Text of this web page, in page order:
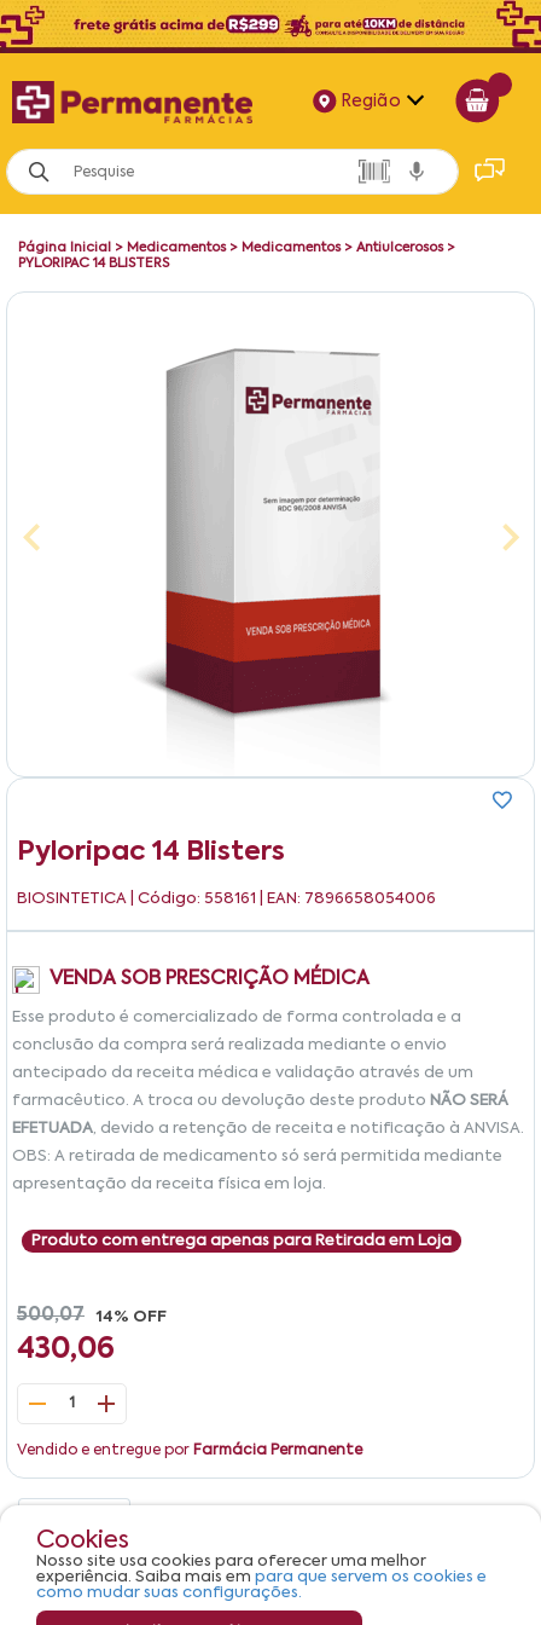
Região
Alagoas
Bahia
Página Inicial > Medicamentos> Medicamentos> Antiulcerosos>
PYLORIPAC 14 BLISTERS
Pyloripac 14 Blisters
BIOSINTETICA | Código: 558161 | EAN: 7896658054006
VENDA SOB PRESCRIÇÃO MÉDICA
Esse produto é comercializado de forma controlada e a
conclusão da compra será realizada mediante o envio
antecipado da receita médica e validação através de um
farmacêutico. A troca ou devolução deste produto NÃO SERÁ
EFETUADA, devido a retenção de receita e notificação à ANVISA.
OBS: A retirada de medicamento só será permitida mediante
apresentação da receita física em loja.
Produto com entrega apenas para Retirada em Loja
500,07 14% OFF
430,06
1
Vendido e entregue por Farmácia Permanente
Produto não apresenta descrição.
Cookies
Nosso site usa cookies para oferecer uma melhor
experiência. Saiba mais em para que servem os cookies e
como mudar suas configurações.